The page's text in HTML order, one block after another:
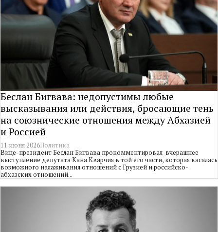
Беслан Бигвава: недопустимы любые
высказывания или действия, бросающие тень
на союзнические отношения между Абхазией
и Россией
11 июня 2026Политика
Вице-президент Беслан Бигвава прокомментировал вчерашнее
выступление депутата Кана Кварчия в той его части, которая касалась
возможного налаживания отношений с Грузией и российско-
абхазских отношений...